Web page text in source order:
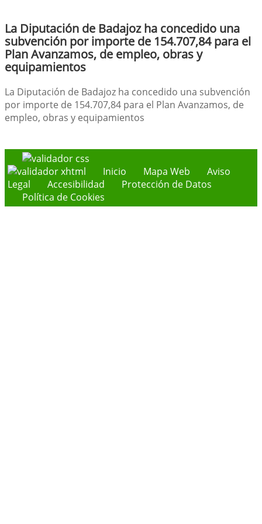
La Diputación de Badajoz ha concedido una
subvención por importe de 154.707,84 para el
Plan Avanzamos, de empleo, obras y
equipamientos
La Diputación de Badajoz ha concedido una subvención
por importe de 154.707,84 para el Plan Avanzamos, de
empleo, obras y equipamientos
Inicio Mapa Web
Aviso
Legal
Accesibilidad
Protección de Datos
Política de Cookies